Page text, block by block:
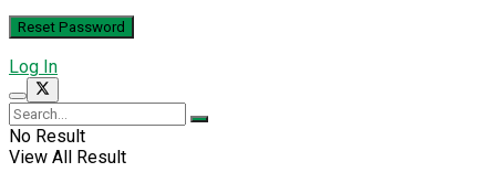
Log In
No Result
View All Result